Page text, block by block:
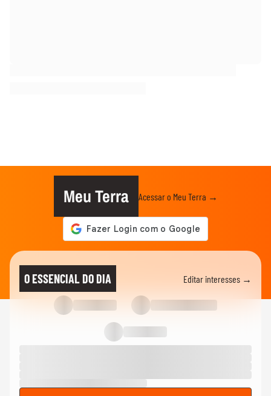
Meu Terra Acessar o Meu Terra →
O ESSENCIAL DO DIA Editar interesses →